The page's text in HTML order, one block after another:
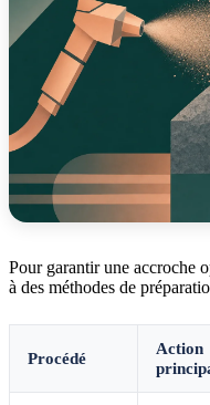
Pour garantir une accroche
à des méthodes de
Procédé
Action